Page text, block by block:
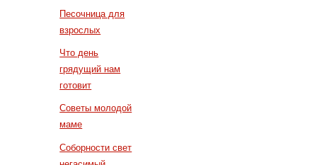
Песочница для
взрослых
Что день
грядущий нам
готовит
Советы молодой
маме
Соборности свет